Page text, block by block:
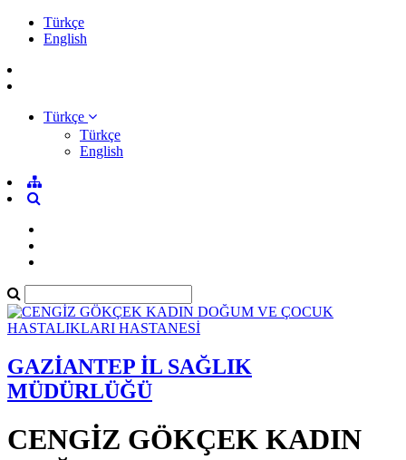
Türkçe
English
Türkçe
Türkçe
English
GAZİANTEP İL SAĞLIK
MÜDÜRLÜĞÜ
CENGİZ GÖKÇEK KADIN